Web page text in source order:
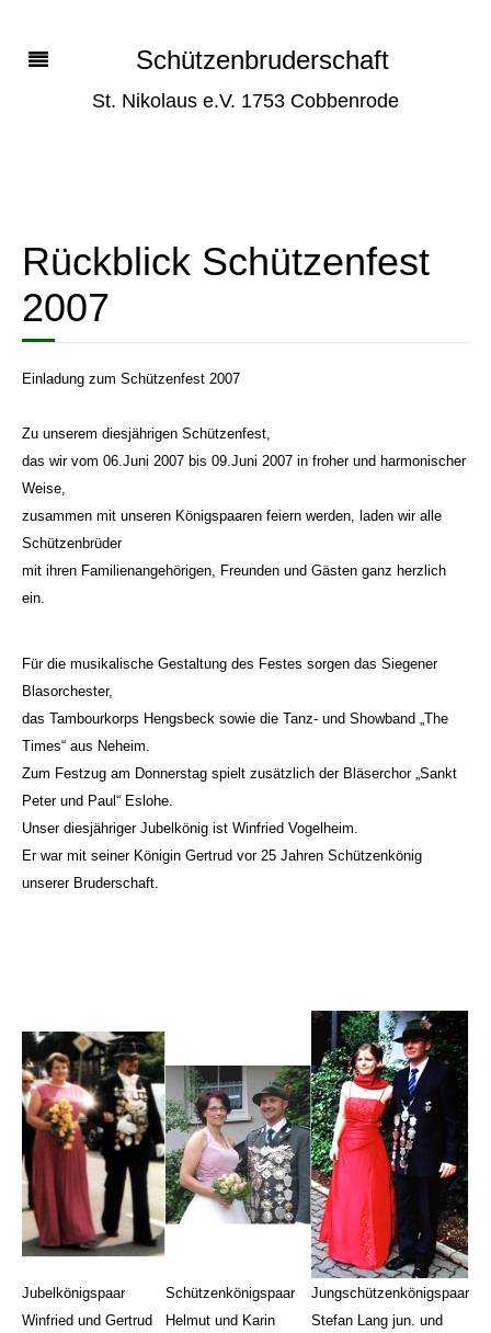
Schützenbruderschaft
St. Nikolaus e.V. 1753 Cobbenrode
Rückblick Schützenfest
2007
Einladung zum Schützenfest 2007
Zu unserem diesjährigen Schützenfest,
das wir vom 06.Juni 2007 bis 09.Juni 2007 in froher und harmonischer
Weise,
zusammen mit unseren Königspaaren feiern werden, laden wir alle
Schützenbrüder
mit ihren Familienangehörigen, Freunden und Gästen ganz herzlich
ein.
Für die musikalische Gestaltung des Festes sorgen das Siegener
Blasorchester,
das Tambourkorps Hengsbeck sowie die Tanz- und Showband „The
Times“ aus Neheim.
Zum Festzug am Donnerstag spielt zusätzlich der Bläserchor „Sankt
Peter und Paul“ Eslohe.
Unser diesjähriger Jubelkönig ist Winfried Vogelheim.
Er war mit seiner Königin Gertrud vor 25 Jahren Schützenkönig
unserer Bruderschaft.
Jubelkönigspaar
Winfried und Gertrud
Schützenkönigspaar
Helmut und Karin
Jungschützenkönigspaar
Stefan Lang jun. und